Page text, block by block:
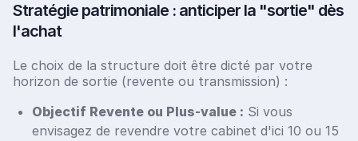
Stratégie patrimoniale : anticiper la "sortie" dès
l'achat
Le choix de la structure doit être dicté par votre
horizon de sortie (revente ou transmission) :
Objectif Revente ou Plus-value : Si vous
envisagez de revendre votre cabinet d'ici 10 ou 15